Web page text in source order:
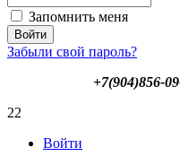
Запомнить меня
Забыли свой пароль?
+7(904)856-
22
Войти